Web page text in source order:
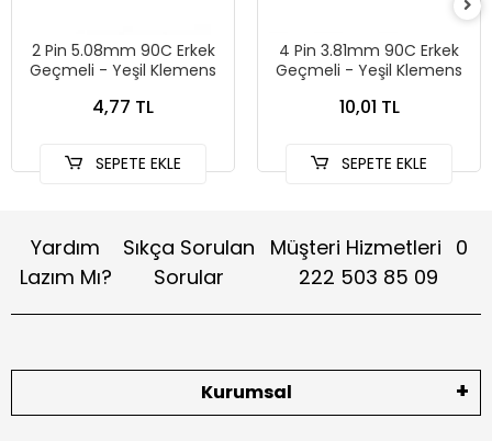
2 Pin 5.08mm 90C Erkek
Geçmeli - Yeşil Klemens
4,77 TL
SEPETE EKLE
4 Pin 3.81mm 90C Erkek
Geçmeli - Yeşil Klemens
10,01 TL
SEPETE EKLE
Yardım
Lazım Mı?
Sıkça Sorulan
Sorular
Müşteri Hizmetleri 0
222 503 85 09
Kurumsal